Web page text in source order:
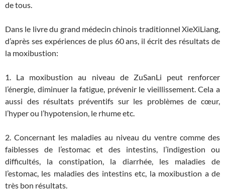
de tous.
Dans le livre du grand médecin chinois traditionnel XieXiLiang,
d’après ses expériences de plus 60 ans, il écrit des résultats de
la moxibustion:
1. La moxibustion au niveau de ZuSanLi peut renforcer
l’énergie, diminuer la fatigue, prévenir le vieillissement. Cela a
aussi des résultats préventifs sur les problèmes de cœur,
l’hyper ou l’hypotension, le rhume etc.
2. Concernant les maladies au niveau du ventre comme des
faiblesses de l’estomac et des intestins, l’indigestion ou
difficultés, la constipation, la diarrhée, les maladies de
l’estomac, les maladies des intestins etc, la moxibustion a de
très bon résultats.